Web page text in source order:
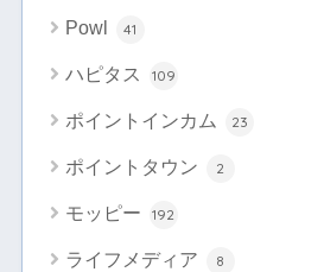
Powl 41
ハピタス 109
ポイントインカム 23
ポイントタウン 2
モッピー 192
ライフメディア 8